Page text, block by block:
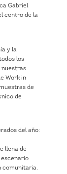
Gabriel
centro de la
y la
los
nuestras
Work in
de
de
del año:
llena de
comunitaria.